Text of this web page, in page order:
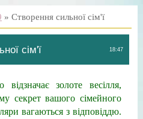
» Створення сильної сім'ї
18:47
сім'ї
золоте весілля,
секрет вашого сімейного
вагаються з відповіддю.